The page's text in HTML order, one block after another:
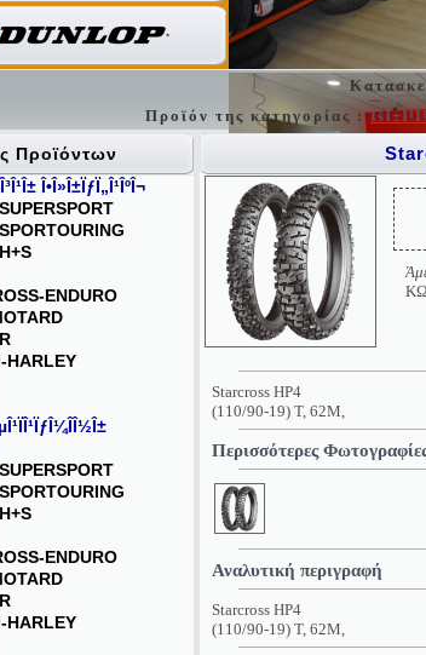
Προϊόν της κατηγορίας :
Προϊόντων
Î•Î»Î±ÏƒÏ„Î¹ÎºÎ¬
ENDURO
HARLEY
ENDURO
HARLEY
Starcross HP4
(110/90-19) T, 62M,
Περισσότερες
Αναλυτική περιγραφή
Starcross HP4
(110/90-19) T, 62M,